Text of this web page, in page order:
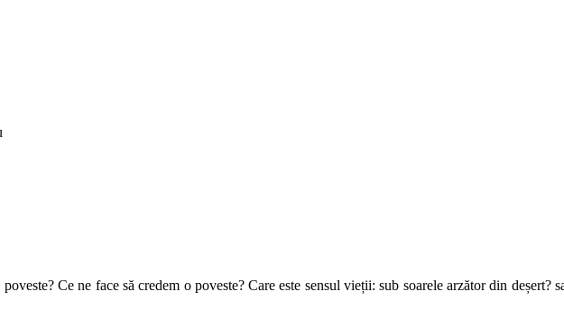
Ce ne face să credem o poveste? Care este sensul vieții: sub soarele arzător din